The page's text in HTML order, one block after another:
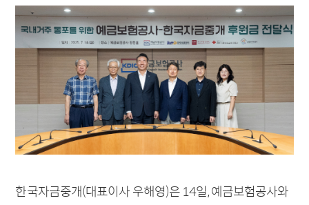
한국자금중개(대표이사 우해영)은 14일, 예금보험공사와